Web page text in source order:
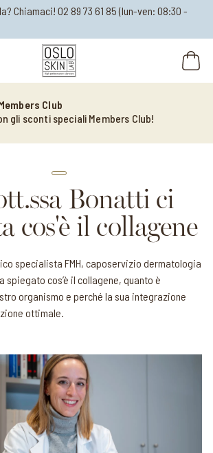
Chiamaci! 02 89 73 61 85(lun-ven: 08:30 -
Club
gli sconti speciali Members Club!
Bonatti ci
cos'è il collagene
specialista FMH, caposervizio dermatologia
spiegato cos’è il collagene, quanto è
organismo e perché la sua integrazione
ottimale.